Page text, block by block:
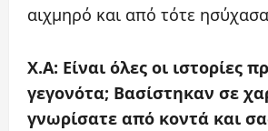
αιχμηρό και από τότε
X.A: Είναι όλες οι ιστορίες
γεγονότα; Βασίστηκαν σε
γνωρίσατε από κοντά και